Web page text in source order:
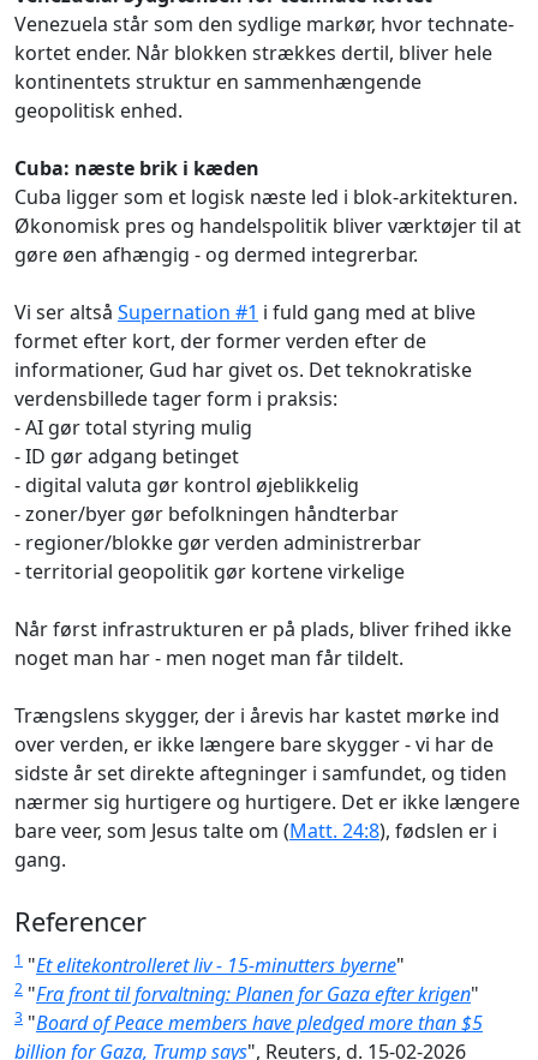
Venezuela står som den sydlige markør, hvor technate-
kortet ender. Når blokken strækkes dertil, bliver hele
kontinentets struktur en sammenhængende
geopolitisk enhed.
Cuba: næste brik i kæden
Cuba ligger som et logisk næste led i blok-arkitekturen.
Økonomisk pres og handelspolitik bliver værktøjer til at
gøre øen afhængig - og dermed integrerbar.
Vi ser altså Supernation #1 i fuld gang med at blive
formet efter kort, der former verden efter de
informationer, Gud har givet os. Det teknokratiske
verdensbillede tager form i praksis:
- AI gør total styring mulig
- ID gør adgang betinget
- digital valuta gør kontrol øjeblikkelig
- zoner/byer gør befolkningen håndterbar
- regioner/blokke gør verden administrerbar
- territorial geopolitik gør kortene virkelige
Når først infrastrukturen er på plads, bliver frihed ikke
noget man har - men noget man får tildelt.
Trængslens skygger, der i årevis har kastet mørke ind
over verden, er ikke længere bare skygger - vi har de
sidste år set direkte aftegninger i samfundet, og tiden
nærmer sig hurtigere og hurtigere. Det er ikke længere
bare veer, som Jesus talte om (Matt. 24:8), fødslen er i
gang.
Referencer
1 "Et elitekontrolleret liv - 15-minutters byerne"
2 "Fra front til forvaltning: Planen for Gaza efter krigen"
3 "Board of Peace members have pledged more than $5
billion for Gaza, Trump says", Reuters, d. 15-02-2026